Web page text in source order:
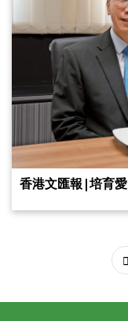
香港文匯報|培育